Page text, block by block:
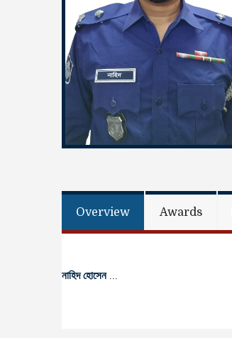
Overview Awards
নাহিদ হোসেন...